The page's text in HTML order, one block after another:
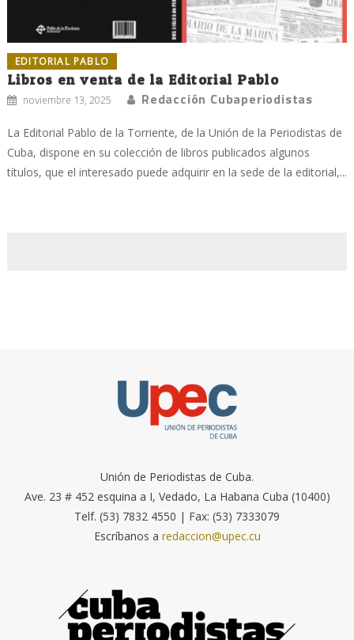
EDITORIAL PABLO
Libros en venta de la Editorial Pablo
noviembre 13, 2025 Redacción Cubaperiodistas
La Editorial Pablo de la Torriente, de la Unión de la Periodistas de
Cuba, dispone en su colección de libros publicados algunos
títulos, que el interesado puede adquirir en la sede de la editorial,...
Unión de Periodistas de Cuba.
Ave. 23 # 452 esquina a I, Vedado, La Habana Cuba (10400)
Telf. (53) 7832 4550 | Fax: (53) 7333079
Escríbanos a redaccion@upec.cu